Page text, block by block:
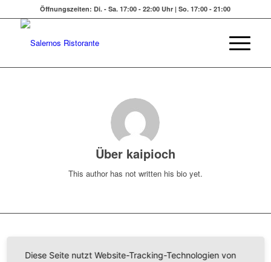
Öffnungszeiten: Di. - Sa. 17:00 - 22:00 Uhr | So. 17:00 - 21:00
Über kaipioch
This author has not written his bio yet.
Diese Seite nutzt Website-Tracking-Technologien von